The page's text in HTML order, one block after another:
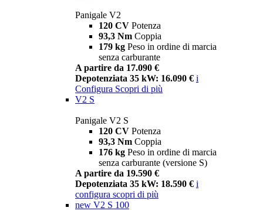
Panigale V2
120 CV Potenza
93,3 Nm Coppia
179 kg Peso in ordine di marcia
senza carburante
A partire da 17.090 €
Depotenziata 35 kW: 16.090 € i
Configura Scopri di più
V2 S
Panigale V2 S
120 CV Potenza
93,3 Nm Coppia
176 kg Peso in ordine di marcia
senza carburante (versione S)
A partire da 19.590 €
Depotenziata 35 kW: 18.590 € i
configura scopri di più
new V2 S 100